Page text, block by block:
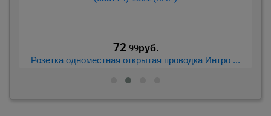
72 .99руб.
Розетка одноместная открытая проводка Интро ...